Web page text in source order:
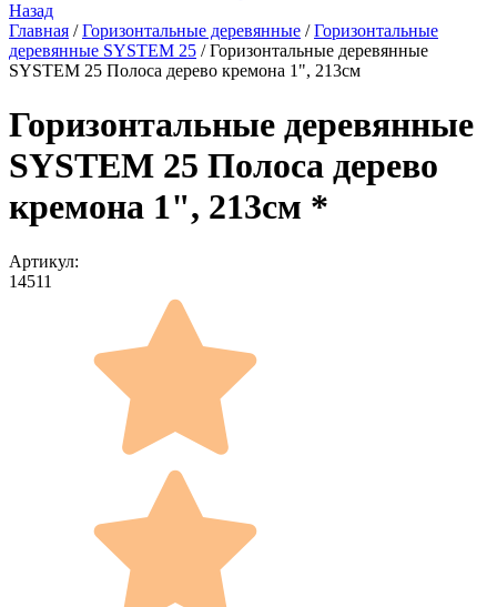
Назад
Главная / Горизонтальные деревянные / Горизонтальные
деревянные SYSTEM 25 / Горизонтальные деревянные
SYSTEM 25 Полоса дерево кремона 1", 213см
Горизонтальные деревянные
SYSTEM 25 Полоса дерево
кремона 1", 213см *
Артикул:
14511